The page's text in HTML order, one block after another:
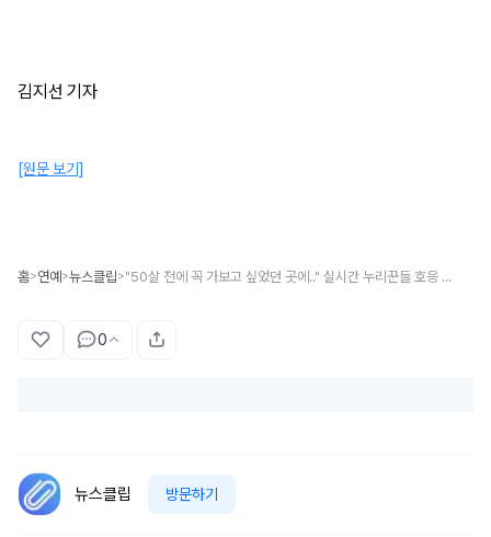
김지선 기자
[원문 보기]
홈>연예 >뉴스클립> "50살 전에 꼭 가보고 싶었던 곳에.." 실시간 누리꾼들 호응 쏟아지고 있는 노홍철 깜짝 근황
0
뉴스클립 방문하기